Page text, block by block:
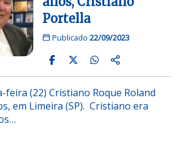
Portella
Publicado 22/09/2023
(22) Cristiano Roque Roland
em Limeira (SP). Cristiano era